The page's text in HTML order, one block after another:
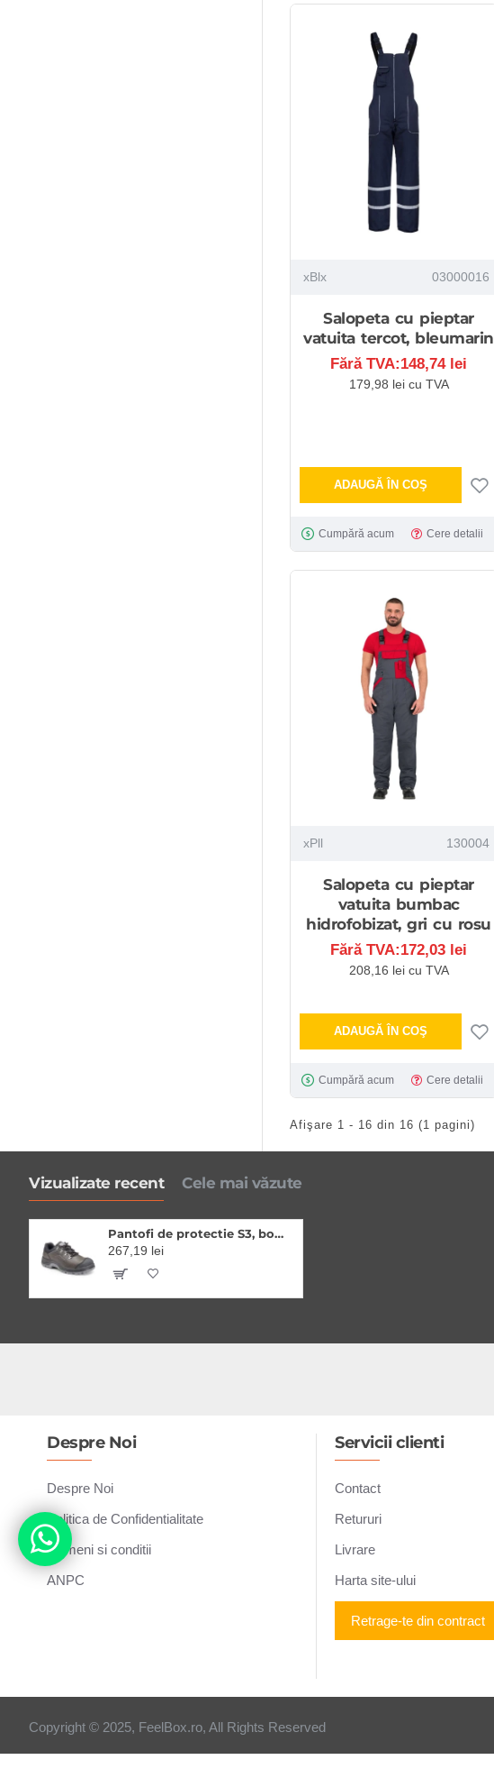
xBlx 03000016
Salopeta cu pieptar
vatuita tercot, bleumarin
Fără TVA:148,74 lei
179,98 lei cu TVA
ADAUGĂ ÎN COŞ
Cumpără acum Cere detalii
xPll 130004
Salopeta cu pieptar
vatuita bumbac
hidrofobizat, gri cu rosu
Fără TVA:172,03 lei
208,16 lei cu TVA
ADAUGĂ ÎN COŞ
Cumpără acum Cere detalii
Afişare 1 - 16 din 16 (1 pagini)
Vizualizate recent Cele mai văzute
Pantofi de protectie S3, bombeu si lamela din otel, brant confortabil EVA
267,19 lei
Despre Noi
Despre Noi
Politica de Confidentialitate
Termeni si conditii
ANPC
Servicii clienti
Contact
Retururi
Livrare
Harta site-ului
Retrage-te din contract
Copyright © 2025, FeelBox.ro, All Rights Reserved